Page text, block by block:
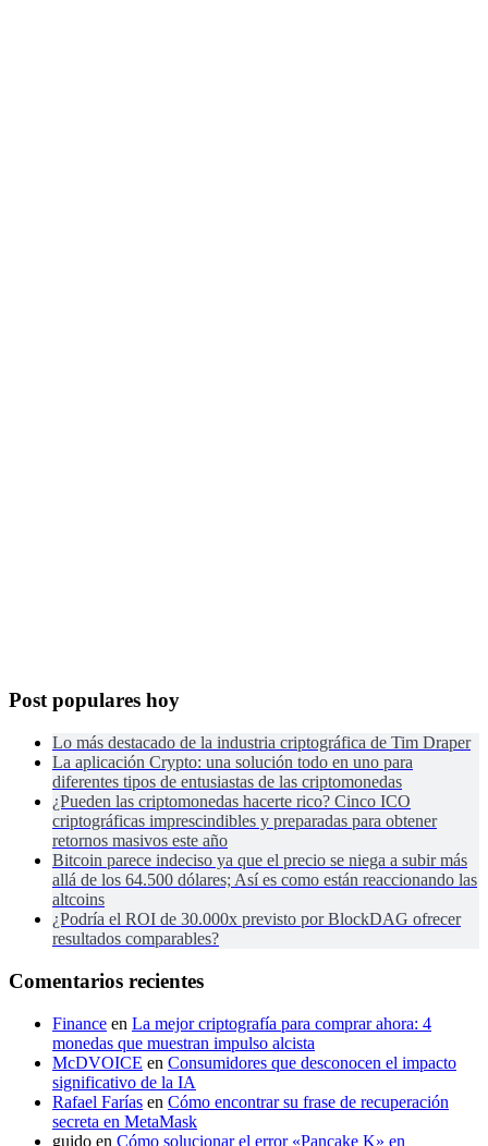
Post populares hoy
Lo más destacado de la industria criptográfica de Tim Draper
La aplicación Crypto: una solución todo en uno para
diferentes tipos de entusiastas de las criptomonedas
¿Pueden las criptomonedas hacerte rico? Cinco ICO
criptográficas imprescindibles y preparadas para obtener
retornos masivos este año
Bitcoin parece indeciso ya que el precio se niega a subir más
allá de los 64.500 dólares; Así es como están reaccionando las
altcoins
¿Podría el ROI de 30.000x previsto por BlockDAG ofrecer
resultados comparables?
Comentarios recientes
Finance en La mejor criptografía para comprar ahora: 4
monedas que muestran impulso alcista
McDVOICE en Consumidores que desconocen el impacto
significativo de la IA
Rafael Farías en Cómo encontrar su frase de recuperación
secreta en MetaMask
guido en Cómo solucionar el error «Pancake K» en